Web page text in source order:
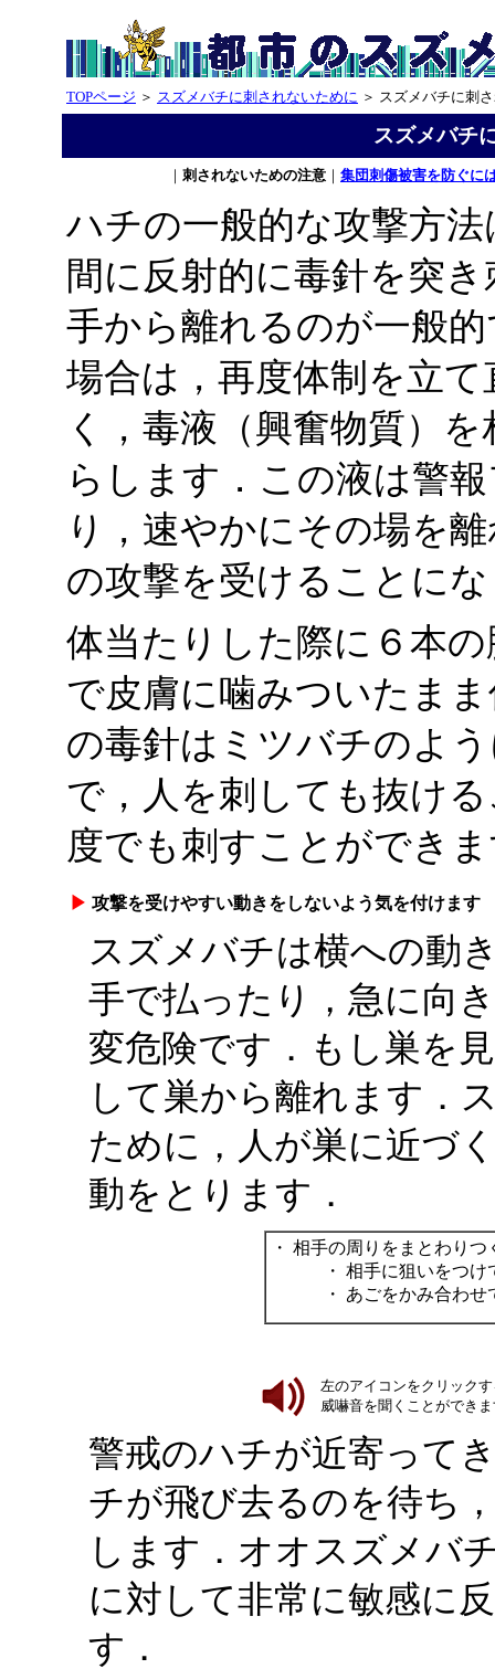
TOPページ ＞ スズメバチに刺されないために ＞ スズメバチに刺
スズメバチ
｜ 刺されないための注意 ｜ 集団刺傷被害を防ぐに
ハチの一般的な攻撃方
間に反射的に毒針を突
手から離れるのが一般
場合は，再度体制を立
く，毒液（興奮物質）
らします．この液は警
り，速やかにその場を
の攻撃を受けることに
体当たりした際に６本
で皮膚に噛みついたま
の毒針はミツバチのよ
で，人を刺しても抜け
度でも刺すことができ
▶ 攻撃を受けやすい動きをしないよう気を付けます
スズメバチは横への動
手で払ったり，急に向
変危険です．もし巣を
して巣から離れます．
ために，人が巣に近づ
動をとります．
・ 相手の周りをまとわり
・ 相手に狙いをつけて
・ あごをかみ合わせて
左のアイコンをクリック
威嚇音を聞くことができま
警戒のハチが近寄って
チが飛び去るのを待ち
します．オオスズメバ
に対して非常に敏感に
す．